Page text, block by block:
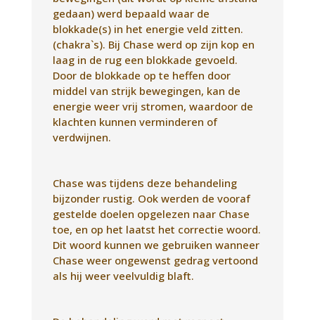
Chase was tijdens deze behandeling
bijzonder rustig. Ook werden de vooraf
gestelde doelen opgelezen naar Chase
toe, en op het laatst het correctie woord.
Dit woord kunnen we gebruiken wanneer
Chase weer ongewenst gedrag vertoond
als hij weer veelvuldig blaft.
De behandeling werd met respect
gedaan.
Ik vond het een bijzondere ervaring.
Chase was de gehele verdere dag rustig
en relax, ook de dagen er na was dat